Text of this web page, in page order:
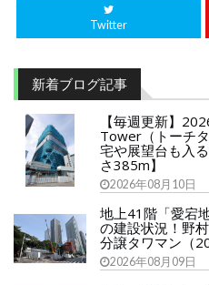
Twitter
新着ブログ記事
【毎週更新】
Tower（トーチ
宅や展望台も入
さ385m】
2026年08月10日
地上41階「愛宕
の建設状況！野
分譲タワマン（
2026年08月09日